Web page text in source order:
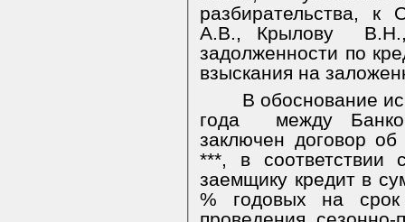
разбирательства,
А.В., Крылову
задолженности по
взыскания на
В обоснование
года
между
заключен договор
***, в соответствии
заемщику кредит в
% годовых на